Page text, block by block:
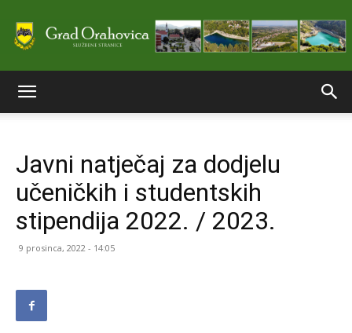
stranice
Grada
Javni natječaj za dodjelu
učeničkih i studentskih
stipendija 2022. / 2023.
9 prosinca, 2022 - 14:05